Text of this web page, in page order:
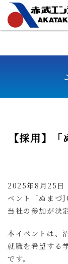
【採用】
2025年8月25日
ベント「ぬまづ
当社の参加が決
本イベントは、
就職を希望する
です。